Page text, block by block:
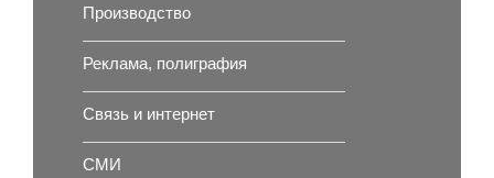
Производство
Реклама, полиграфия
Связь и интернет
СМИ